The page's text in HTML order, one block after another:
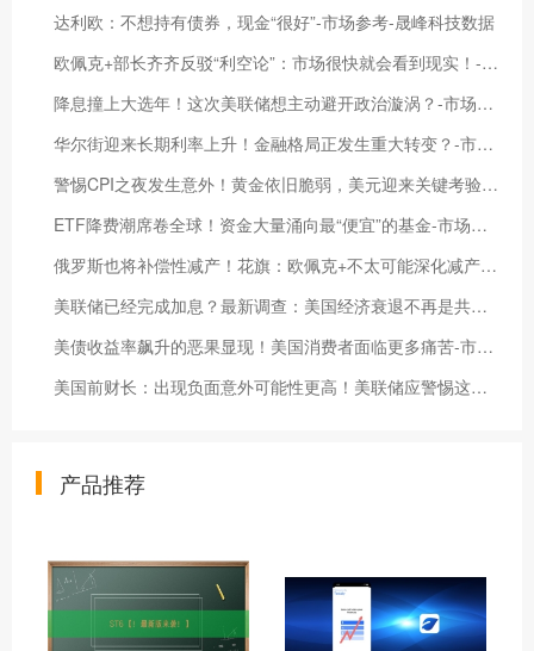
达利欧：不想持有债券，现金“很好”-市场参考-晟峰科技数据
欧佩克+部长齐齐反驳“利空论”：市场很快就会看到现实！-市场参考-晟峰数据
降息撞上大选年！这次美联储想主动避开政治漩涡？-市场参考-晟峰数据
华尔街迎来长期利率上升！金融格局正发生重大转变？-市场参考-晟峰科技数据
警惕CPI之夜发生意外！黄金依旧脆弱，美元迎来关键考验！-市场参考-晟峰科技数据
ETF降费潮席卷全球！资金大量涌向最“便宜”的基金-市场参考-晟峰科技数据
俄罗斯也将补偿性减产！花旗：欧佩克+不太可能深化减产-市场参考-晟峰科技数据
美联储已经完成加息？最新调查：美国经济衰退不再是共识-市场参考-晟峰科技数据
美债收益率飙升的恶果显现！美国消费者面临更多痛苦-市场参考-晟峰科技数据
美国前财长：出现负面意外可能性更高！美联储应警惕这一问题-市场参考-晟峰科技数据
产品推荐